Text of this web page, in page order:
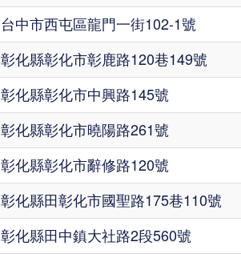
台中市西屯區龍門一街102-1號
彰化縣彰化市彰鹿路120巷149號
彰化縣彰化市中興路145號
彰化縣彰化市曉陽路261號
彰化縣彰化市辭修路120號
彰化縣田彰化市國聖路175巷110號
彰化縣田中鎮大社路2段560號